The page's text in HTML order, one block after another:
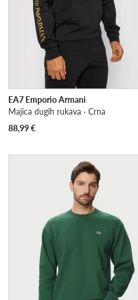
EA7 Emporio Armani
Majica dugih rukava · Crna
88,99€